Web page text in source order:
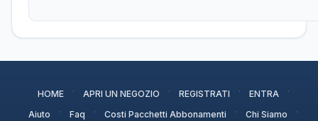
HOME · APRI UN NEGOZIO · REGISTRATI · ENTRA ·
Aiuto · Faq · Costi Pacchetti Abbonamenti · Chi Siamo ·